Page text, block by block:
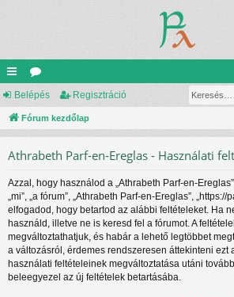
yo
rs
ór
u
Belépés Regisztráció
Fórum kezdőlap
Athrabeth Parf-en-Ereglas - Használati
Azzal, hogy használod a „Athrabeth Parf-en-
„mi”, „a fórum”, „Athrabeth Parf-en-Ereglas”,
elfogadod, hogy betartod az alábbi feltételeket. Ha
használd, illetve ne is keresd fel a fórumot. A
megváltoztathatjuk, és habár a lehető legtöbbet
a változásról, érdemes rendszeresen áttekinteni ezt
használati feltételeinek megváltoztatása utáni
beleegyezel az új feltételek betartásába.